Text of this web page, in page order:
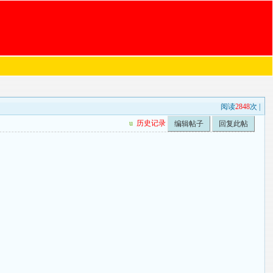
阅读2848次 |
u 历史记录 编辑帖子 回复此帖